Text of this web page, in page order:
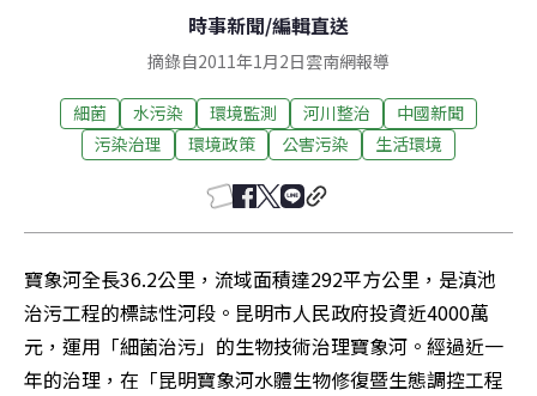
時事新聞/編輯直送
摘錄自2011年1月2日雲南網報導
細菌 水污染 環境監測 河川整治
中國新聞
污染治理
環境政策 公害污染 生活環境
寶象河全長36.2公里，流域面積達292平方公里，是滇池
治污工程的標誌性河段。昆明市人民政府投資近4000萬
元，運用「細菌治污」的生物技術治理寶象河。經過近一
年的治理，在「昆明寶象河水體生物修復暨生態調控工程